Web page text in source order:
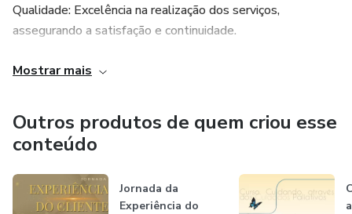
Qualidade: Excelência na realização dos serviços,
assegurando a satisfação e continuidade.
Flexibilidade: Rápida adaptação aos cenários e
Inovação: Criatividade e agilidade na solução, com nosso
DNA inovador
Mostrar mais
Outros produtos de quem criou esse
conteúdo
Jornada da
Experiência do